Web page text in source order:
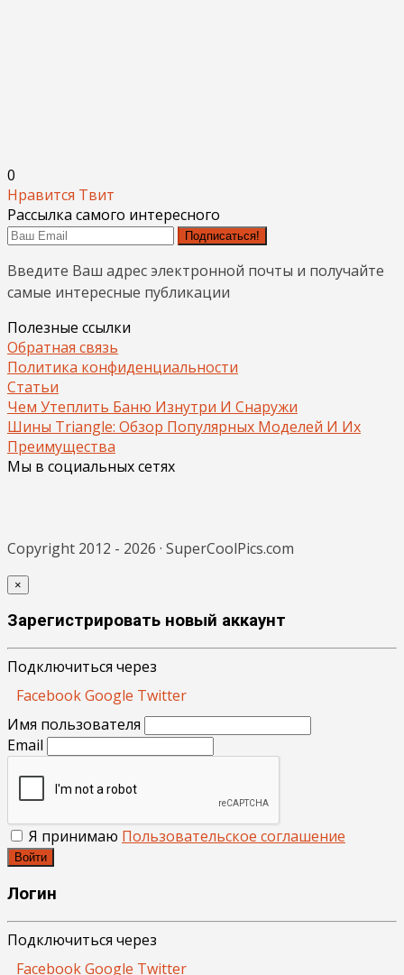
0
Нравится Твит
Рассылка самого интересного
Подписаться!
Введите Ваш адрес электронной почты и получайте
самые интересные публикации
Полезные ссылки
Обратная связь
Политика конфиденциальности
Статьи
Чем Утеплить Баню Изнутри И Снаружи
Шины Triangle: Обзор Популярных Моделей И Их
Преимущества
Мы в социальных сетях
Copyright 2012 - 2026 · SuperCoolPics.com
×
Зарегистрировать новый аккаунт
Подключиться через
FacebookGoogle Twitter
Имя пользователя
Email
Я принимаю Пользовательское соглашение
Войти
Логин
Подключиться через
FacebookGoogle Twitter